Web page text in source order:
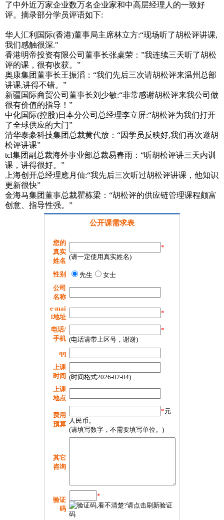
了中外近万家企业数万名企业家和中高层经理人的一致好
评。摘录部分学员评语如下:
华人汇利国际(香港)董事局主席林立方:“现场听了胡松评讲课,
我们感触很深."
香港明帝投资有限公司董事长张桌荣：”我连续三天听了胡松
评的课，很有收获。”
奥康集团董事长王振滔：“我们先后三次请胡松评来温州总部
讲课,讲得不错。”
新疆国际商贸公司董事长刘少敏:“非常感谢胡松评来我公司做
很有价值的指导！”
中化国际(控股)日本分公司总经理李立屏:“胡松评为我们打开
了全球供应的大门”
清华泰豪科技集团总裁黄代放：“因学员反映好,我们再次邀胡
松评讲课”
tcl集团副总裁海外事业部总裁易春雨：“听胡松评讲三天内训
课，讲得很好。”
上海创开总经理應月仙:“我先后三次听过胡松评讲课，他知识
更新很快”
金海马集团董事总裁瞿栋梁：“胡松评的供应链管理课程颇富
创意、指导性强。”
公开课需求表
您的
真实
姓名
*
(请一定使用真实姓名)
性别 先生
女士
公司
名称
e-mai
l地址
*
电话/
手机
*
(电话请带上区号，谢谢)
qq
上课
时间 (时间格式2026-02-04)
上课
地点
费用
预算
*元
人民币。
(请填写数字，不需要填写单位。)
其它
咨询
验证
码
*